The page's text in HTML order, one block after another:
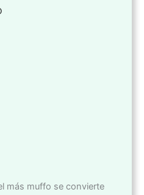
más muffo se convierte